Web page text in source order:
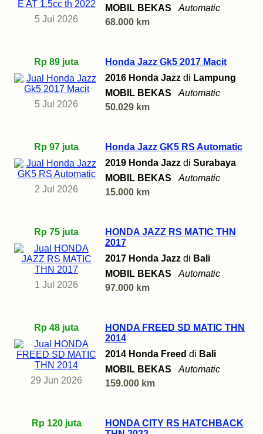
5 Jul 2026
MOBIL BEKAS
Automatic
68.000 km
Rp 89 juta
5 Jul 2026
Honda Jazz Gk5 2017 Macit
2016 Honda Jazz di Lampung
MOBIL BEKAS
Automatic
50.029 km
Rp 97 juta
2 Jul 2026
Honda Jazz GK5 RS Automatic
2019 Honda Jazz di Surabaya
MOBIL BEKAS
Automatic
15.000 km
Rp 75 juta
1 Jul 2026
HONDA JAZZ RS MATIC THN
2017
2017 Honda Jazz di Bali
MOBIL BEKAS
Automatic
97.000 km
Rp 48 juta
29 Jun 2026
HONDA FREED SD MATIC THN
2014
2014 Honda Freed di Bali
MOBIL BEKAS
Automatic
159.000 km
Rp 120 juta
HONDA CITY RS HATCHBACK